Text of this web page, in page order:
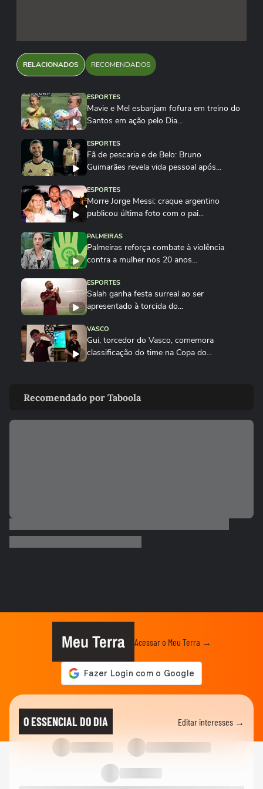
Reprodução/@gabrielcastrook/X
Reprodução/@davellaneda77/X
RELACIONADOS RECOMENDADOS
ESPORTES
Mavie e Mel esbanjam fofura em treino do
Santos em ação pelo Dia...
ESPORTES
Fã de pescaria e de Belo: Bruno
Guimarães revela vida pessoal após...
ESPORTES
Morre Jorge Messi: craque argentino
publicou última foto com o pai...
PALMEIRAS
Palmeiras reforça combate à violência
contra a mulher nos 20 anos...
ESPORTES
Salah ganha festa surreal ao ser
apresentado à torcida do...
VASCO
Gui, torcedor do Vasco, comemora
classificação do time na Copa do...
Colo-Colo após destaque na Copa...
NEYMAR
jogadores de futebol: ‘Se...
Diretor do Corinthians reclama de
arbitragem após derrota: ’Nosso...
Destaque da Copa, Vozinha é ovacionado
durante chegada ao Chile:...
Trump nega ter conversado com Infantino
sobre proposta da Fifa...
Recomendado por Taboola
Meu Terra Acessar o Meu Terra →
O ESSENCIAL DO DIA Editar interesses →